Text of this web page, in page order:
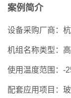
案例简介
设备采购厂商：
机组名称类型：
使用温度范围：
配套应用项目：